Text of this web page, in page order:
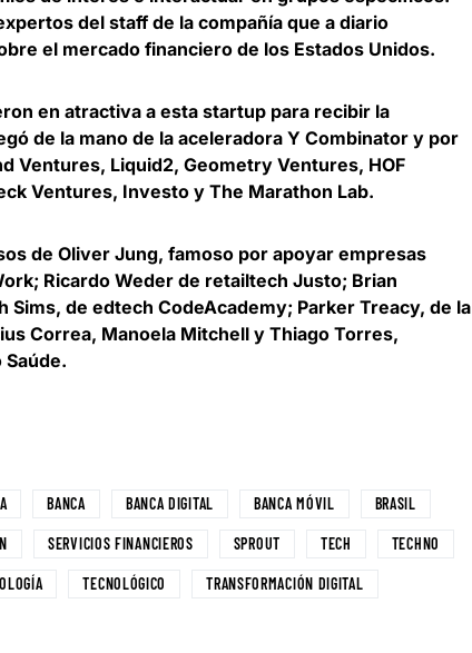
del staff de la compañía que a diario
el mercado financiero de los Estados Unidos.
en atractiva a esta startup para recibir la
de la mano de la aceleradora Y Combinator y por
Ventures, Liquid2, Geometry Ventures, HOF
Ventures, Investo y The Marathon Lab.
de Oliver Jung, famoso por apoyar empresas
Ricardo Weder de retailtech Justo; Brian
Sims, de edtech CodeAcademy; Parker Treacy, de la
Correa, Manoela Mitchell y Thiago Torres,
BANCA BANCA DIGITAL BANCA MÓVIL BRASIL
SERVICIOS FINANCIEROS SPROUT TECH TECHNO
TECNOLÓGICO TRANSFORMACIÓN DIGITAL